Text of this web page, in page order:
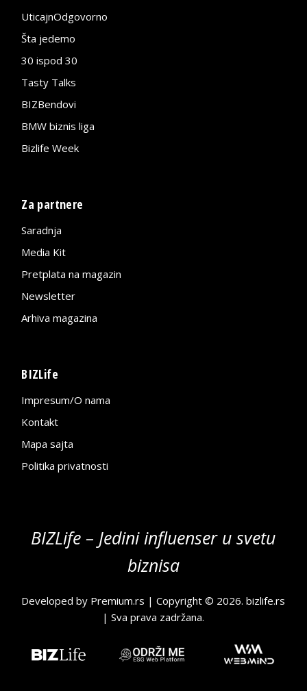
UticajnOdgovorno
Šta jedemo
30 ispod 30
Tasty Talks
BIZBendovi
BMW biznis liga
Bizlife Week
Za partnere
Saradnja
Media Kit
Pretplata na magazin
Newsletter
Arhiva magazina
BIZLife
Impresum/O nama
Kontakt
Mapa sajta
Politika privatnosti
BIZLife – Jedini influenser u svetu
biznisa
Developed by Premium.rs | Copyright © 2026.bizlife.rs
| Sva prava zadržana.